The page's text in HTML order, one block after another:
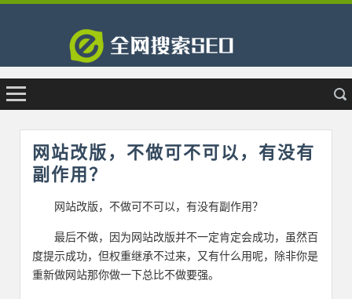
网站改版，不做可不可以，有没有
副作用？
网站改版，不做可不可以，有没有副作用？
最后不做，因为网站改版并不一定肯定会成功，虽然百
度提示成功，但权重继承不过来，又有什么用呢，除非你是
重新做网站那你做一下总比不做要强。